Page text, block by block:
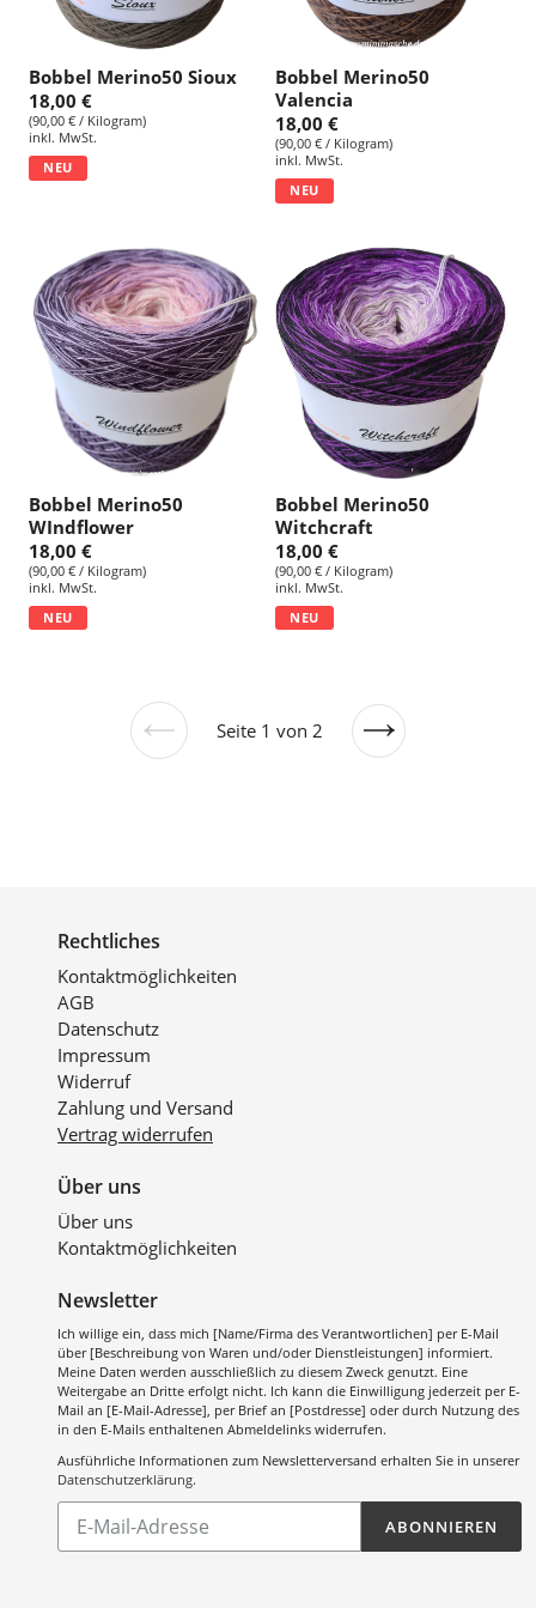
Bobbel Merino50 Sioux
18,00 €
(90,00 € / Kilogram)
inkl. MwSt.
NEU
Bobbel Merino50
Valencia
18,00 €
(90,00 € / Kilogram)
inkl. MwSt.
NEU
Bobbel Merino50
WIndflower
18,00 €
(90,00 € / Kilogram)
inkl. MwSt.
NEU
Bobbel Merino50
Witchcraft
18,00 €
(90,00 € / Kilogram)
inkl. MwSt.
NEU
VorherigeSeite 1 von 2
Nächste
Rechtliches
Kontaktmöglichkeiten
AGB
Datenschutz
Impressum
Widerruf
Zahlung und Versand
Vertrag widerrufen
Über uns
Über uns
Kontaktmöglichkeiten
Newsletter
Ich willige ein, dass mich [Name/Firma des Verantwortlichen] per E-Mail
über [Beschreibung von Waren und/oder Dienstleistungen] informiert.
Meine Daten werden ausschließlich zu diesem Zweck genutzt. Eine
Weitergabe an Dritte erfolgt nicht. Ich kann die Einwilligung jederzeit per E-
Mail an [E-Mail-Adresse], per Brief an [Postdresse] oder durch Nutzung des
in den E-Mails enthaltenen Abmeldelinks widerrufen.
Ausführliche Informationen zum Newsletterversand erhalten Sie in unserer
Datenschutzerklärung.
unsere
ABONNIEREN